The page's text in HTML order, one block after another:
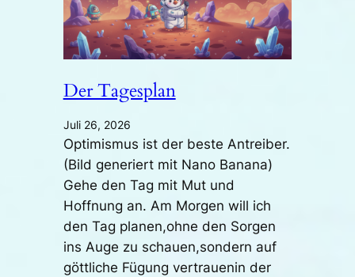
Der Tagesplan
Juli 26, 2026
Optimismus ist der beste Antreiber.
(Bild generiert mit Nano Banana)
Gehe den Tag mit Mut und
Hoffnung an. Am Morgen will ich
den Tag planen,ohne den Sorgen
ins Auge zu schauen,sondern auf
göttliche Fügung vertrauenin der